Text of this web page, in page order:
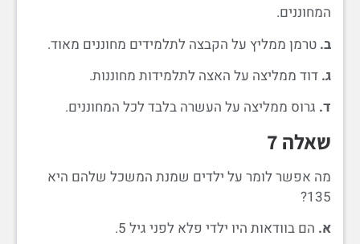
המחוננים.
ב. טרמן ממליץ על הקבצה לתלמידים מחוננים מאוד.
ג. דוד ממליצה על האצה לתלמידות מחוננות.
ד. גרוס ממליצה על העשרה בלבד לכל המחוננים.
שאלה 7
מה אפשר לומר על ילדים שמנת המשכל שלהם היא
135?
א. הם בוודאות היו ילדי פלא לפני גיל 5.